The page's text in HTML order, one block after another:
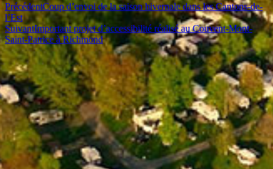
PrécédentCoup d’envoi de la saison hivernale dans les Cantons-de-
l’Est
SuivantImportant projet d’accessibilité réalisé au Couvent-Mont-
Saint-Patrice à Richmond